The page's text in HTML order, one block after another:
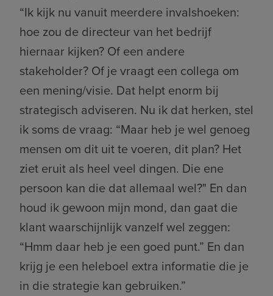
“Ik kijk nu vanuit meerdere invalshoeken:
hoe zou de directeur van het bedrijf
hiernaar kijken? Of een andere
stakeholder? Of je vraagt een collega om
een mening/visie. Dat helpt enorm bij
strategisch adviseren. Nu ik dat herken, stel
ik soms de vraag: “Maar heb je wel genoeg
mensen om dit uit te voeren, dit plan? Het
ziet eruit als heel veel dingen. Die ene
persoon kan die dat allemaal wel?" En dan
houd ik gewoon mijn mond, dan gaat die
klant waarschijnlijk vanzelf wel zeggen:
“Hmm daar heb je een goed punt.” En dan
krijg je een heleboel extra informatie die je
in die strategie kan gebruiken.”